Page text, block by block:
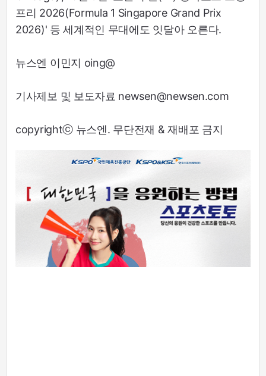
프리 2026(Formula 1 Singapore Grand Prix
2026)' 등 세계적인 무대에도 잇달아 오른다.
뉴스엔 이민지 oing@
기사제보 및 보도자료 newsen@newsen.com
copyrightⓒ 뉴스엔. 무단전재 & 재배포 금지